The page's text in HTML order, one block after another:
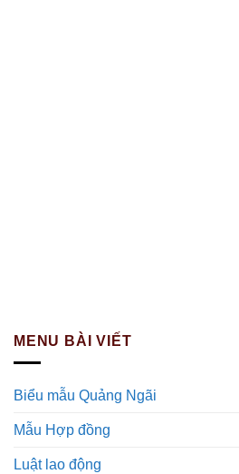
MENU BÀI VIẾT
Biểu mẫu Quảng Ngãi
Mẫu Hợp đồng
Luật lao động